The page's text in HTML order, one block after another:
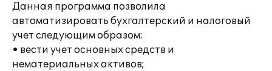
Данная программа позволила
автоматизировать бухгалтерский и налоговый
учет следующим образом:
• вести учет основных средств и
нематериальных активов;